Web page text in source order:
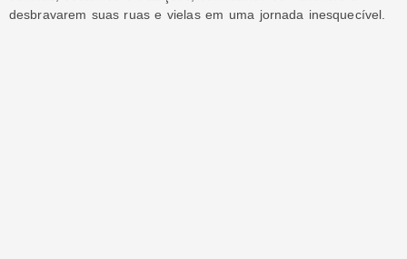
desbravarem suas ruas e vielas em uma jornada inesquecível.